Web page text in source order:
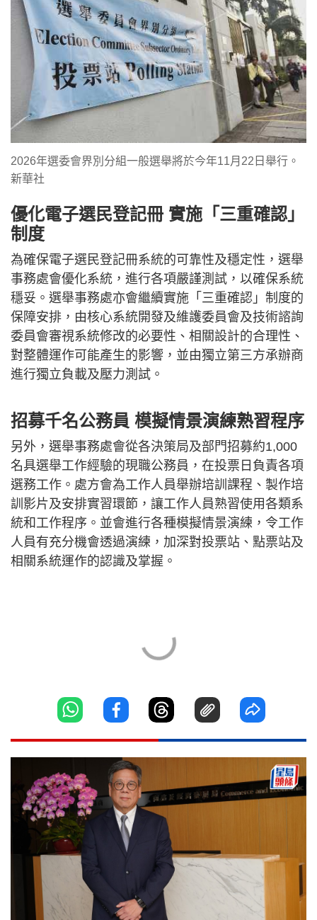
2026年選委會界別分組一般選舉將於今年11月22日舉行。
新華社
優化電子選民登記冊 實施「三重確認」
制度
為確保電子選民登記冊系統的可靠性及穩定性，選舉
事務處會優化系統，進行各項嚴謹測試，以確保系統
穩妥。選舉事務處亦會繼續實施「三重確認」制度的
保障安排，由核心系統開發及維護委員會及技術諮詢
委員會審視系統修改的必要性、相關設計的合理性、
對整體運作可能產生的影響，並由獨立第三方承辦商
進行獨立負載及壓力測試。
招募千名公務員 模擬情景演練熟習程序
另外，選舉事務處會從各決策局及部門招募約1,000
名具選舉工作經驗的現職公務員，在投票日負責各項
選務工作。處方會為工作人員舉辦培訓課程、製作培
訓影片及安排實習環節，讓工作人員熟習使用各類系
統和工作程序。並會進行各種模擬情景演練，令工作
人員有充分機會透過演練，加深對投票站、點票站及
相關系統運作的認識及掌握。